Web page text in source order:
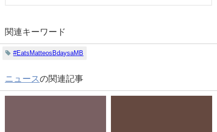
関連キーワード
#EatsMatteosBdaysaMB
ニュース の関連記事